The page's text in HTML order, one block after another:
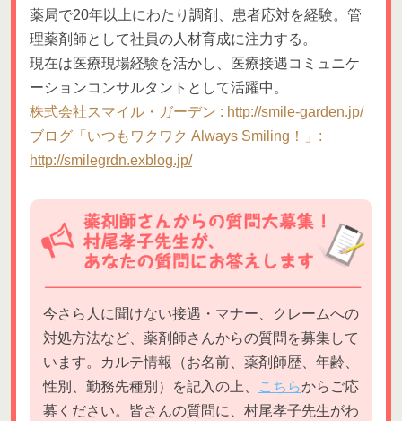
薬局で20年以上にわたり調剤、患者応対を経験。管
理薬剤師として社員の人材育成に注力する。
現在は医療現場経験を活かし、医療接遇コミュニケ
ーションコンサルタントとして活躍中。
株式会社スマイル・ガーデン : http://smile-garden.jp/
ブログ「いつもワクワク Always Smiling！」:
http://smilegrdn.exblog.jp/
今さら人に聞けない接遇・マナー、クレームへの
対処方法など、薬剤師さんからの質問を募集して
います。カルテ情報（お名前、薬剤師歴、年齢、
性別、勤務先種別）を記入の上、
こちらからご応
募ください。皆さんの質問に、村尾孝子先生がわ